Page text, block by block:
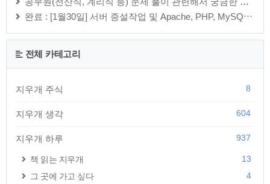
완료 : [1월30일] 서버 증설작업 및 Apache, PHP, MySQ⋯
전체 카테고리
지우개 주식 8
지우개 생각 604
지우개 하루 937
책 읽는 지우개
13
그 곳에 가고 싶다
4